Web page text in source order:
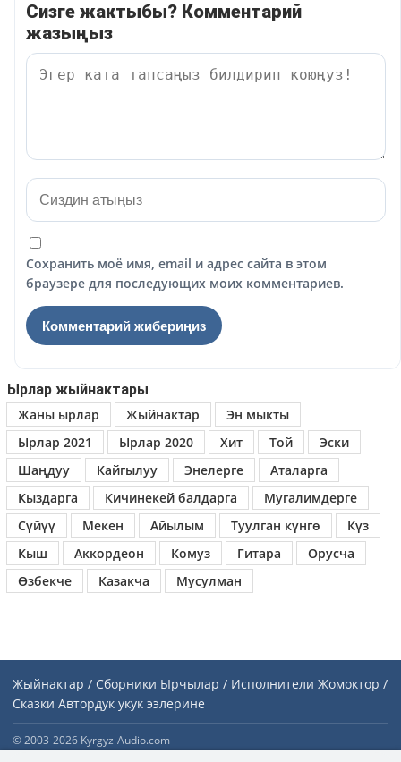
Сизге жактыбы? Комментарий
жазыңыз
Сохранить моё имя, email и адрес сайта в этом
браузере для последующих моих комментариев.
Ырлар жыйнактары
Жаны ырлар
Жыйнактар
Эн мыкты
Ырлар 2021
Ырлар 2020 Хит Той
Эски
Шаңдуу
Кайгылуу Энелерге
Аталарга
Кыздарга
Кичинекей балдарга
Мугалимдерге
Сүйүү
Мекен Айылым Туулган күнгө
Күз
Кыш
Аккордеон Комуз Гитара
Орусча
Өзбекче
Казакча Мусулман
Жыйнактар / Сборники Ырчылар / Исполнители Жомоктор /
Сказки Автордук укук ээлерине
© 2003-2026 Kyrgyz-Audio.com